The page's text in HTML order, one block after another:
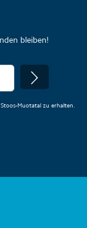
bleiben!
Muotatal zu erhalten.